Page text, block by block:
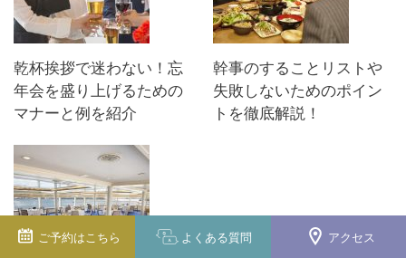
ご予約は こちら よくある質問 アクセス
乾杯挨拶で迷わない！忘
年会を盛り上げるための
マナーと例を紹介
幹事のすることリストや
失敗しないためのポイン
トを徹底解説！